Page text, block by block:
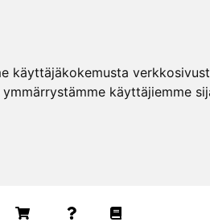
käyttäjäkokemusta
käyttäjiemme